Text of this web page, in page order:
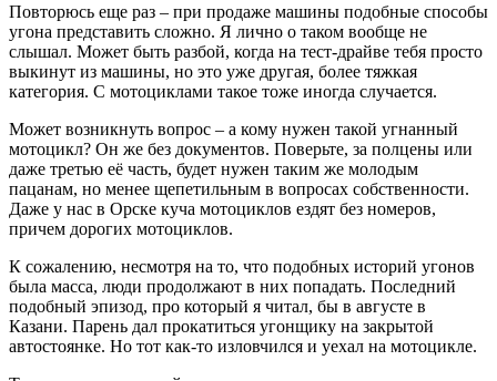
Повторюсь еще раз – при продаже машины подобные способы
угона представить сложно. Я лично о таком вообще не
слышал. Может быть разбой, когда на тест-драйве тебя просто
выкинут из машины, но это уже другая, более тяжкая
категория. С мотоциклами такое тоже иногда случается.
Может возникнуть вопрос – а кому нужен такой угнанный
мотоцикл? Он же без документов. Поверьте, за полцены или
даже третью её часть, будет нужен таким же молодым
пацанам, но менее щепетильным в вопросах собственности.
Даже у нас в Орске куча мотоциклов ездят без номеров,
причем дорогих мотоциклов.
К сожалению, несмотря на то, что подобных историй угонов
была масса, люди продолжают в них попадать. Последний
подобный эпизод, про который я читал, бы в августе в
Казани. Парень дал прокатиться угонщику на закрытой
автостоянке. Но тот как-то изловчился и уехал на мотоцикле.